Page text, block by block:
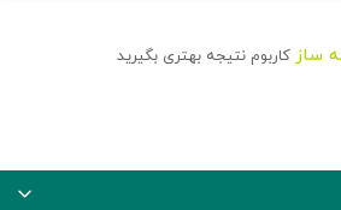
ساز کاربوم نتیجه بهتری بگیرید